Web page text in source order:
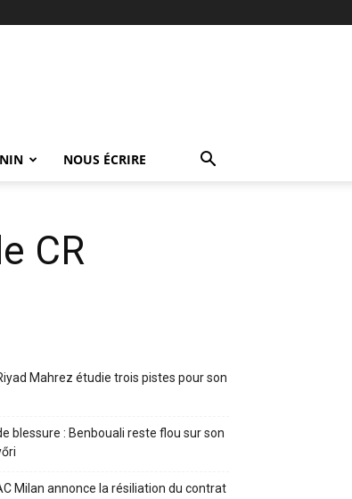
NOUS ÉCRIRE
CR
Mahrez étudie trois pistes pour son
blessure : Benbouali reste flou sur son
Milan annonce la résiliation du contrat